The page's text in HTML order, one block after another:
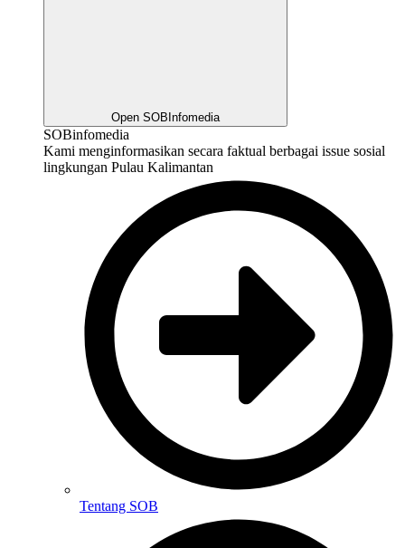
Open SOBInfomedia
SOBinfomedia
Kami menginformasikan secara faktual berbagai issue sosial
lingkungan Pulau Kalimantan
Tentang SOB